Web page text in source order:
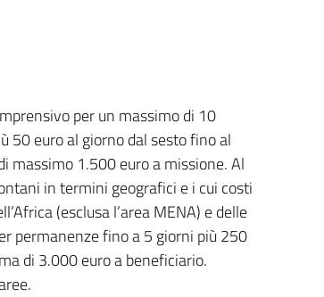
per un massimo di 10
50 euro al giorno dal sesto fino al
massimo 1.500 euro a missione. Al
in termini geografici e i cui costi
(esclusa l’area MENA) e delle
permanenze fino a 5 giorni più 250
di 3.000 euro a beneficiario.